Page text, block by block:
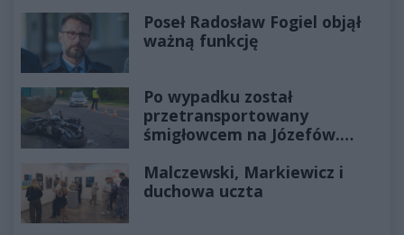
Poseł Radosław Fogiel objął
ważną funkcję
Po wypadku został
przetransportowany
śmigłowcem na Józefów.
Malczewski, Markiewicz i
duchowa uczta